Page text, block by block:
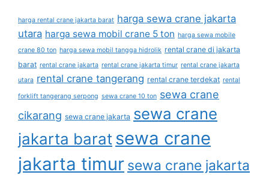
harga rental crane jakarta barat harga sewa crane jakarta
utara harga sewa mobil crane 5 ton harga sewa mobile
crane 80 ton harga sewa mobil tangga hidrolik rental crane di jakarta
barat rental crane jakarta rental crane jakarta timur rental crane jakarta
utara rental crane tangerang rental crane terdekat rental
forklift tangerang serpong sewa crane 10 ton sewa crane
cikarang sewa crane jakarta sewa crane
jakarta baratsewa crane
jakarta timur sewa crane jakarta